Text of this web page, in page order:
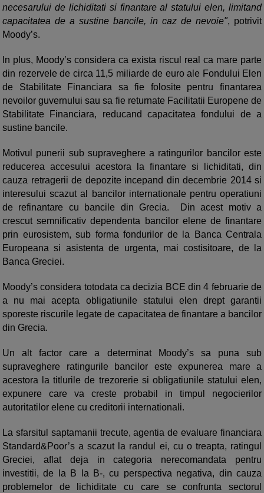
necesarului de lichiditati si finantare al statului elen, limitand
capacitatea de a sustine bancile, in caz de nevoie", potrivit
Moody’s.
In plus, Moody’s considera ca exista riscul real ca mare parte
din rezervele de circa 11,5 miliarde de euro ale Fondului Elen
de Stabilitate Financiara sa fie folosite pentru finantarea
nevoilor guvernului sau sa fie returnate Facilitatii Europene de
Stabilitate Financiara, reducand capacitatea fondului de a
sustine bancile.
Motivul punerii sub supraveghere a ratingurilor bancilor este
reducerea accesului acestora la finantare si lichiditati, din
cauza retragerii de depozite incepand din decembrie 2014 si
interesului scazut al bancilor internationale pentru operatiuni
de refinantare cu bancile din Grecia. Din acest motiv a
crescut semnificativ dependenta bancilor elene de finantare
prin eurosistem, sub forma fondurilor de la Banca Centrala
Europeana si asistenta de urgenta, mai costisitoare, de la
Banca Greciei.
Moody’s considera totodata ca decizia BCE din 4 februarie de
a nu mai acepta obligatiunile statului elen drept garantii
sporeste riscurile legate de capacitatea de finantare a bancilor
din Grecia.
Un alt factor care a determinat Moody’s sa puna sub
supraveghere ratingurile bancilor este expunerea mare a
acestora la titlurile de trezorerie si obligatiunile statului elen,
expunere care va creste probabil in timpul negocierilor
autoritatilor elene cu creditorii internationali.
La sfarsitul saptamanii trecute, agentia de evaluare financiara
Standard&Poor’s a scazut la randul ei, cu o treapta, ratingul
Greciei, aflat deja in categoria nerecomandata pentru
investitii, de la B la B-, cu perspectiva negativa, din cauza
problemelor de lichiditate cu care se confrunta sectorul